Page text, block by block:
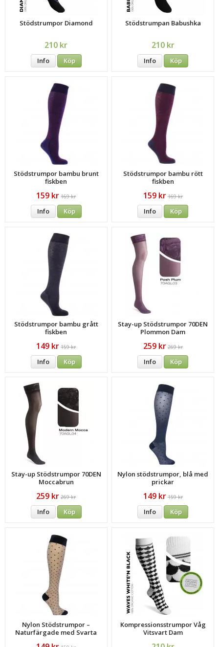
Stödstrumpor Diamond
210 kr
Info Köp
Stödstrumpan Babushka
210 kr
Info Köp
Stödstrumpor bambu brunt
fiskben
159 kr 169 kr
Info Köp
Stödstrumpor bambu rött
fiskben
159 kr 169 kr
Info Köp
Stödstrumpor bambu grått
fiskben
149 kr 159 kr
Info Köp
Stay-up Stödstrumpor 70DEN
Plommon Dam
259 kr 269 kr
Info Köp
Stay-up Stödstrumpor 70DEN
Moccabrun
259 kr 269 kr
Info Köp
Nylon stödstrumpor, blå med
prickar
149 kr 159 kr
Info Köp
Nylon Stödstrumpor –
Naturfärgade med Svarta
Kompressionsstrumpor Våg
Vitsvart Dam